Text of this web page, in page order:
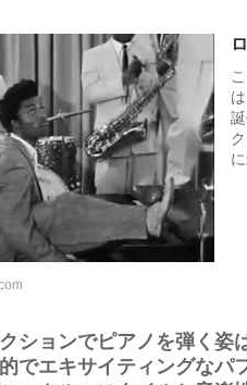
ションでピアノを弾く姿
でエキサイティングなパ